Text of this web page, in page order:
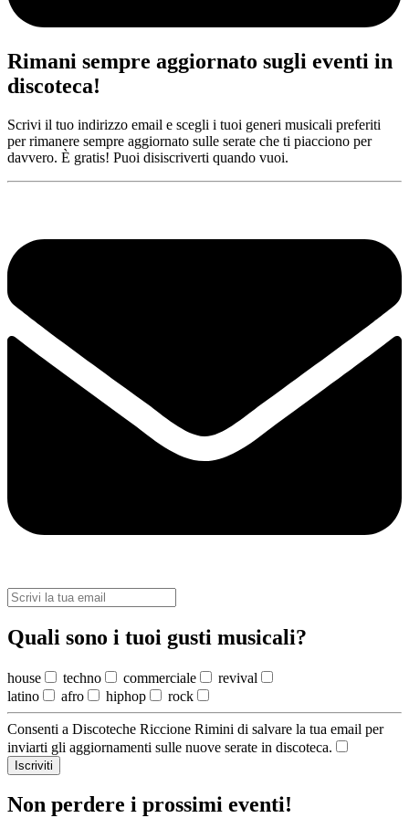
Rimani sempre aggiornato sugli eventi in
discoteca!
Scrivi il tuo indirizzo email e scegli i tuoi generi musicali preferiti
per rimanere sempre aggiornato sulle serate che ti piacciono per
davvero. È gratis! Puoi disiscriverti quando vuoi.
Quali sono i tuoi gusti musicali?
house techno commerciale
revival
latino
afro hiphop rock
Consenti a Discoteche Riccione Rimini di salvare la tua email per
inviarti gli aggiornamenti sulle nuove serate in discoteca.
Iscriviti
Non perdere i prossimi eventi!